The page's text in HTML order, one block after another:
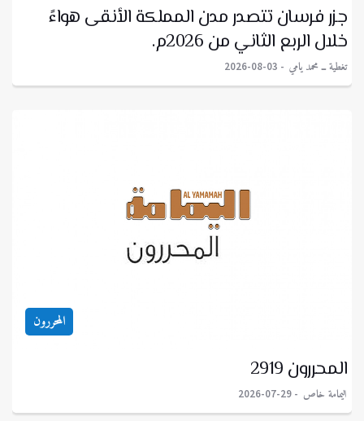
جزر فرسان تتصدر مدن المملكة الأنقى هواءً
خلال الربع الثاني من 2026م.
تغطية ــ محمد يامي 2026-08-03
المحررون
المحررون 2919
اليمامة خاص 2026-07-29